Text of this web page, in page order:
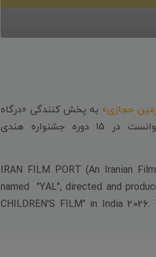
حجازی» به پخش کنندگی «درگاه
در اولین حضور بین المللی خود توانست در 15 دوره جشنواره هندی
IRAN FILM PORT (An Iranian
named "YAL", directed and
CHILDREN'S FILM" in India